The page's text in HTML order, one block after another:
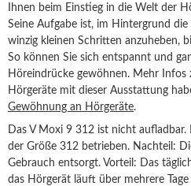
Ihnen beim Einstieg in die Welt der
Seine Aufgabe ist, im Hintergrund
winzig kleinen Schritten anzuheben,
So können Sie sich entspannt und
Höreindrücke gewöhnen. Mehr
Hörgeräte mit dieser Ausstattung
Gewöhnung an Hörgeräte.
Das V Moxi 9 312 ist nicht aufladbar.
der Größe 312 betrieben. Nachteil:
Gebrauch entsorgt. Vorteil: Das
das Hörgerät läuft über mehrere